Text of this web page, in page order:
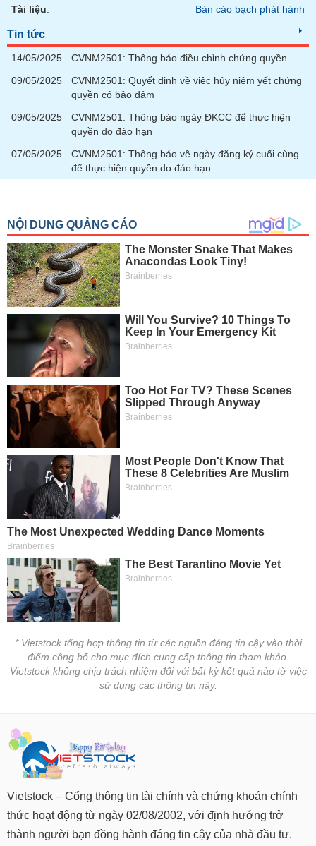
Tài liệu: Bản cáo bạch phát hành
Tin tức
14/05/2025
CVNM2501: Thông báo điều chỉnh chứng quyền
09/05/2025
CVNM2501: Quyết định về việc hủy niêm yết chứng
quyền có bảo đảm
09/05/2025
CVNM2501: Thông báo ngày ĐKCC để thực hiện
quyền do đáo hạn
07/05/2025
CVNM2501: Thông báo về ngày đăng ký cuối cùng
để thực hiện quyền do đáo hạn
* Vietstock tổng hợp thông tin từ các nguồn đáng tin cậy vào thời
điểm công bố cho mục đích cung cấp thông tin tham khảo.
Vietstock không chịu trách nhiệm đối với bất kỳ kết quả nào từ việc
sử dụng các thông tin này.
Vietstock – Cổng thông tin tài chính và chứng khoán chính
thức hoạt động từ ngày 02/08/2002, với định hướng trở
thành người bạn đồng hành đáng tin cậy của nhà đầu tư.
chính